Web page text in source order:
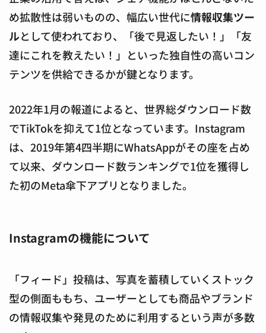
め拡散性は弱いものの、幅広い世代に情報収集ツー
ルとして使われており、「後で見返したい！」「友
達にこれを教えたい！」といった独自性の高いコン
テンツを供給できるかが鍵となります。
2022年1月の報道によると、世界総ダウンロード数
でTikTokを抑えて1位となっています。Instagram
は、2019年第4四半期にWhatsAppがその座を占め
て以来、ダウンロード数ランキングで1位を獲得し
た初のMeta傘下アプリとなりました。
Instagramの機能について
「フィード」投稿は、写真を蓄積していくストック
型の側面ももち、ユーザーとしても商品やブランド
の情報収集や発見のために利用するという声が多数